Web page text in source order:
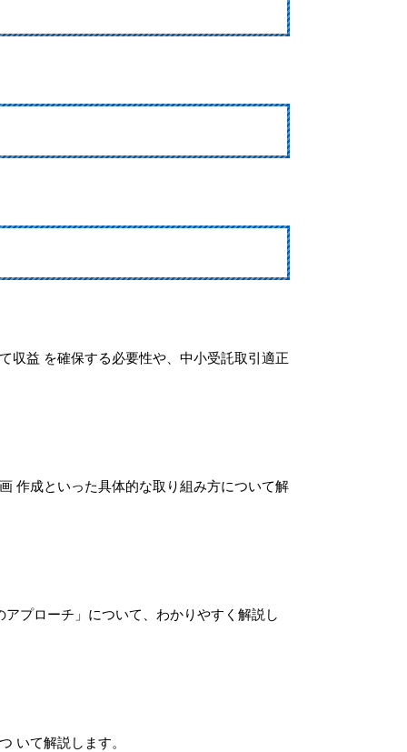
益 を確保する必要性や、中小受託取引適正
作成といった具体的な取り組み方について解
プローチ」について、わかりやすく解説し
いて解説します。